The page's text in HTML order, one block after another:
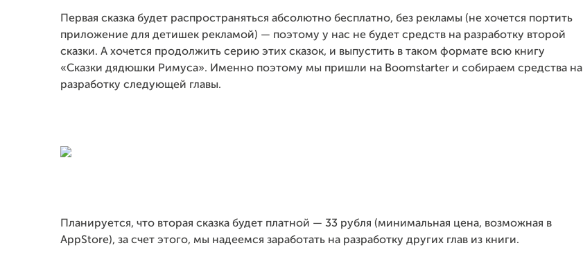
Первая сказка будет распространяться абсолютно бесплатно, без рекламы (не хочется портить
приложение для детишек рекламой) — поэтому у нас не будет средств на разработку второй
сказки. А хочется продолжить серию этих сказок, и выпустить в таком формате всю книгу
«Сказки дядюшки Римуса». Именно поэтому мы пришли на Boomstarter и собираем средства на
разработку следующей главы.
Планируется, что вторая сказка будет платной — 33 рубля (минимальная цена, возможная в
AppStore), за счет этого, мы надеемся заработать на разработку других глав из книги.